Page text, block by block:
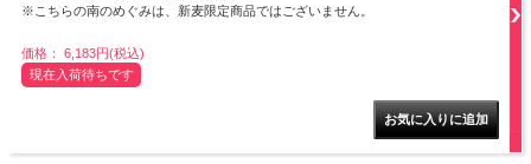
※こちらの南のめぐみは、新麦限定商品ではございません。
価格： 6,183円(税込)
現在入荷待ちです